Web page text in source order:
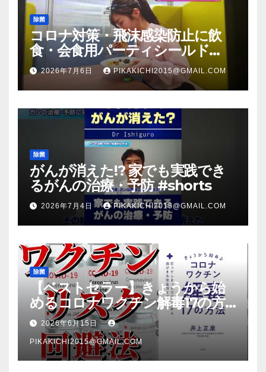
除菌
コロナ対策・飛沫感染防止に飲
食・会食用パーティシールド
（マスク会食代替品）ＦＢＣ福井
放送のＴＶ番組での紹介映像
2026年7月6日 PIKAKICHI2015@GMAIL.COM
除菌
がんが消えた!? 家でも実践でき
るがんの治療・予防 #shorts
2026年7月4日 PIKAKICHI2015@GMAIL.COM
除菌
【ベストセラー】きょうから始
めるコロナワクチン解毒17の方
法【本要約】
2026年6月15日
PIKAKICHI2015@GMAIL.COM